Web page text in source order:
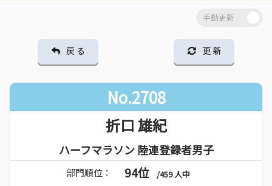
戻 る 更 新
No.2708
折口 雄紀
ハーフマラソン 陸連登録者男子
部門順位： 94位 /459 人中